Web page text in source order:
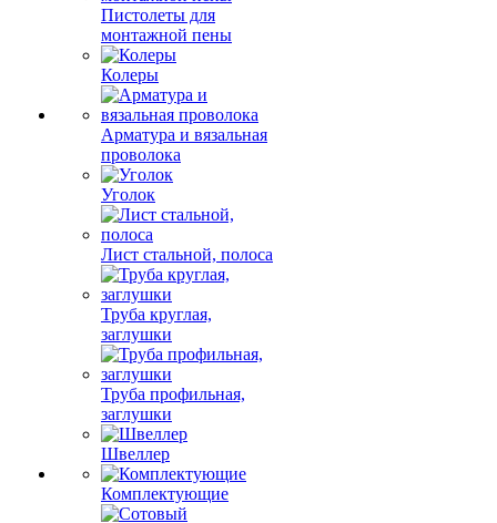
Пистолеты для
монтажной пены
Колеры
Арматура и вязальная
проволока
Уголок
Лист стальной, полоса
Труба круглая,
заглушки
Труба профильная,
заглушки
Швеллер
Комплектующие